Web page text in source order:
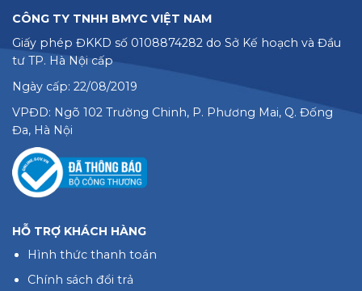
CÔNG TY TNHH BMYC VIỆT NAM
Giấy phép ĐKKD số 0108874282 do Sở Kế hoạch và Đầu
tư TP. Hà Nội cấp
Ngày cấp: 22/08/2019
VPĐD: Ngõ 102 Trường Chinh, P. Phương Mai, Q. Đống
Đa, Hà Nội
HỖ TRỢ KHÁCH HÀNG
Hình thức thanh toán
Chính sách đổi trả